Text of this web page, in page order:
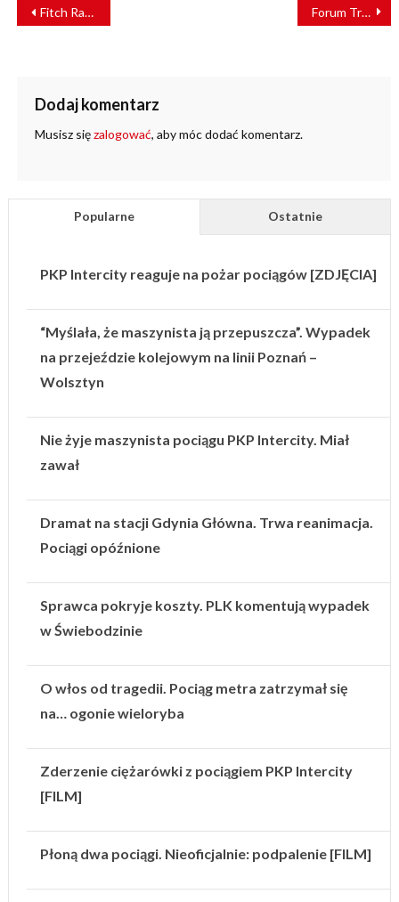
WPISU
Fitch Ratings potwierdził długoterminowy rating PKP S.A. Forum TransLogistica Poland już za kilka dni w Warszawie
Dodaj komentarz
Musisz sięzalogować, aby móc dodać komentarz.
Popularne Ostatnie
PKP Intercity reaguje na pożar pociągów [ZDJĘCIA]
“Myślała, że maszynista ją przepuszcza”. Wypadek
na przejeździe kolejowym na linii Poznań –
Wolsztyn
Nie żyje maszynista pociągu PKP Intercity. Miał
zawał
Dramat na stacji Gdynia Główna. Trwa reanimacja.
Pociągi opóźnione
Sprawca pokryje koszty. PLK komentują wypadek
w Świebodzinie
O włos od tragedii. Pociąg metra zatrzymał się
na… ogonie wieloryba
Zderzenie ciężarówki z pociągiem PKP Intercity
[FILM]
Płoną dwa pociągi. Nieoficjalnie: podpalenie [FILM]